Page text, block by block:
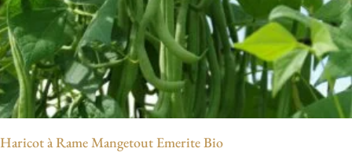
Haricot à Rame Mangetout Emerite Bio